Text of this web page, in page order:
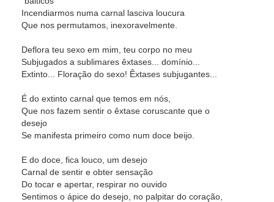
Incendiarmos numa carnal lasciva loucura
Que nos permutamos, inexoravelmente.
Deflora teu sexo em mim, teu corpo no meu
Subjugados a sublimares êxtases... domínio...
Extinto... Floração do sexo! Êxtases subjugantes...
É do extinto carnal que temos em nós,
Que nos fazem sentir o êxtase coruscante que o
desejo
Se manifesta primeiro como num doce beijo.
E do doce, fica louco, um desejo
Carnal de sentir e obter sensação
Do tocar e apertar, respirar no ouvido
Sentimos o ápice do desejo, no palpitar do coração,